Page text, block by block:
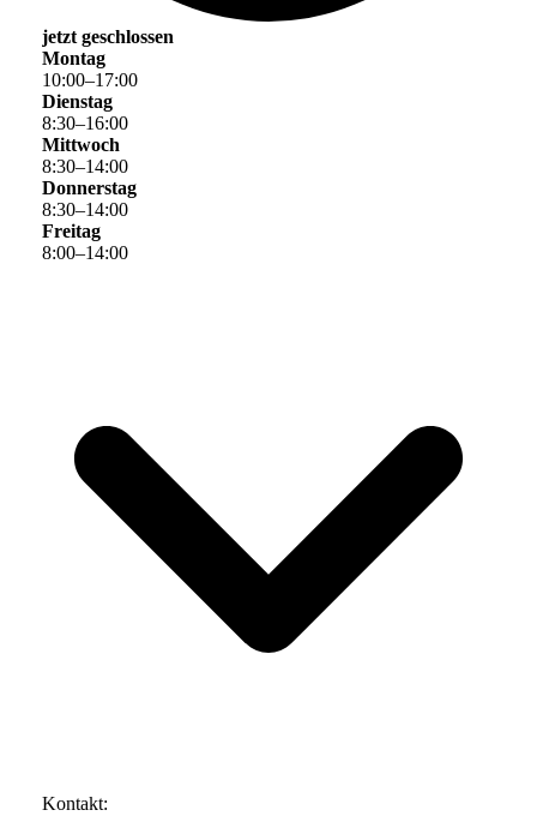
jetzt geschlossen
Montag
10:00–17:00
Dienstag
8:30–16:00
Mittwoch
8:30–14:00
Donnerstag
8:30–14:00
Freitag
8:00–14:00
Kontakt: